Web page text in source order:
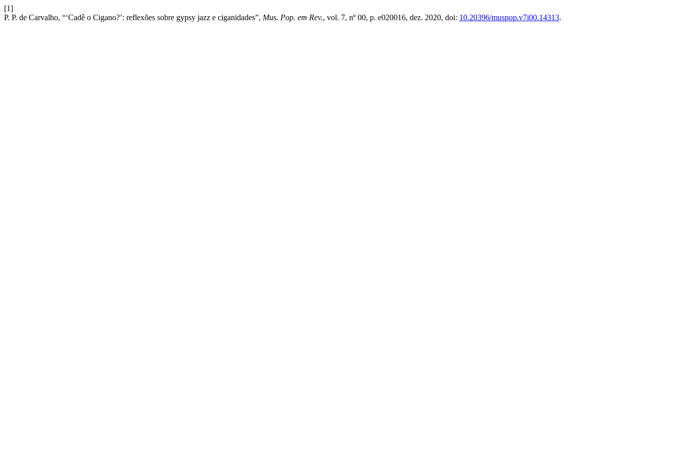
[1]
P. P. de Carvalho, “‘Cadê o Cigano?’: reflexões sobre gypsy jazz e ciganidades”, Mus. Pop. em Rev., vol. 7, nº 00, p. e020016, dez. 2020, doi: 10.20396/muspop.v7i00.14313.